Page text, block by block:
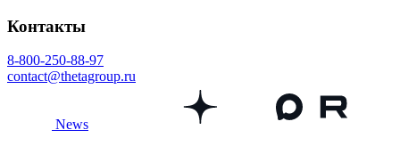
Контакты
8-800-250-88-97
contact@thetagroup.ru
News